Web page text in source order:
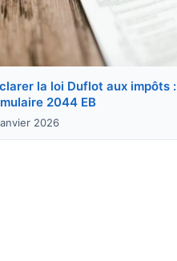
la loi Duflot aux impôts :
2044 EB
2026